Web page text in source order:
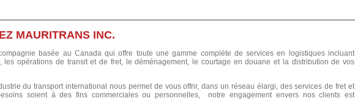
MAURITRANS INC.
basée au Canada qui offre toute une gamme complète de services en logistiques incluant
les opérations de transit et de fret, le déménagement, le courtage en douane et la distribution de vos
du transport international nous permet de vous offrir, dans un réseau élargi, des services de fret et
soient à des fins commerciales ou personnelles, notre engagement envers nos clients est